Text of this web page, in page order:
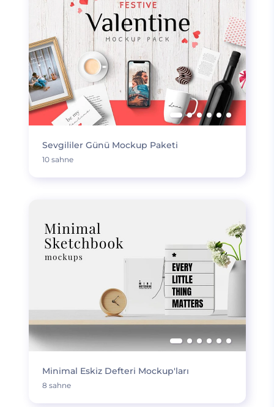
Sevgililer Günü Mockup Paketi
10 sahne
Minimal Eskiz Defteri Mockup'ları
8 sahne